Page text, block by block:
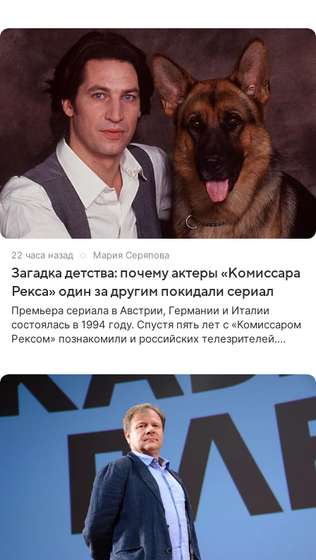
22 часа назад Мария Серяпова
Загадка детства: почему актеры «Комиссара
Рекса» один за другим покидали сериал
Премьера сериала в Австрии, Германии и Италии
состоялась в 1994 году. Спустя пять лет с «Комиссаром
Рексом» познакомили и российских телезрителей.